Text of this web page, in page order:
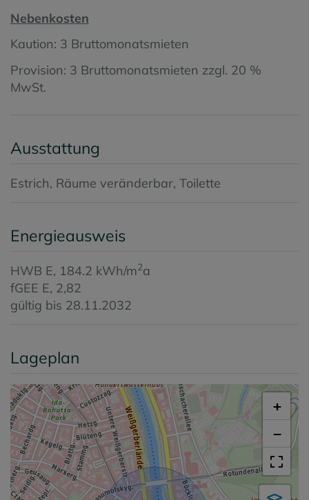
Nebenkosten
Kaution: 3 Bruttomonatsmieten
Provision: 3 Bruttomonatsmieten zzgl. 20 %
MwSt.
Ausstattung
Estrich Räume veränderbar Toilette
Energieausweis
HWB E, 184.2 kWh/m2a
fGEE E, 2,82
gültig bis 28.11.2032
Lageplan
+
−